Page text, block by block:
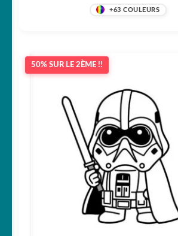
+63 COULEURS
50% SUR LE 2ÈME !!